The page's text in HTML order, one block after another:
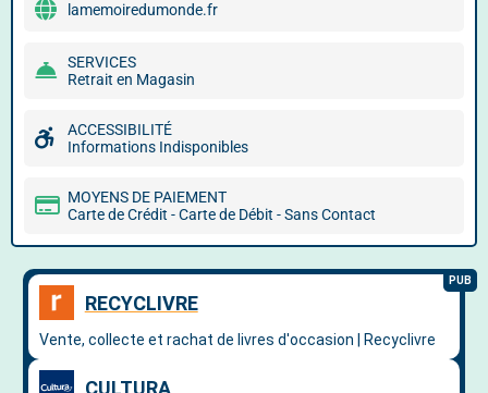
lamemoiredumonde.fr
SERVICES
Retrait en Magasin
ACCESSIBILITÉ
Informations Indisponibles
MOYENS DE PAIEMENT
Carte de Crédit - Carte de Débit - Sans Contact